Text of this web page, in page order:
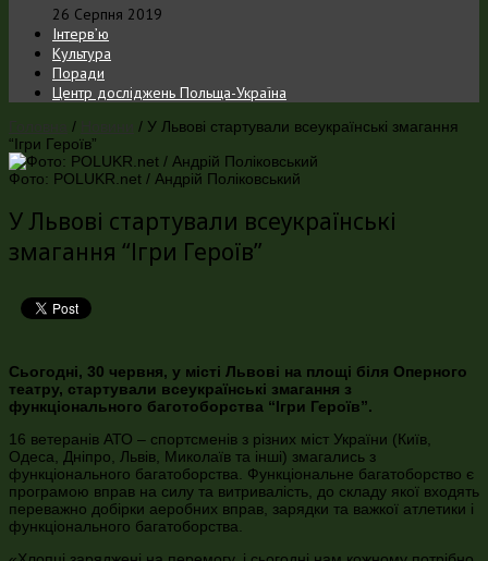
26 Серпня 2019
Інтерв’ю
Культура
Поради
Центр досліджень Польща-Україна
/ / У Львові cтартували всеукраїнські змагання
“Ігри Героїв”
Фото: POLUKR.net / Андрій Поліковський
У Львові cтартували всеукраїнські
змагання “Ігри Героїв”
Cьогодні, 30 червня, у місті Львові на площі біля Оперного
театру, стартували всеукраїнські змагання з
функціонального баготоборства “Ігри Героїв”.
16 ветеранів АТО – спортсменів з різних міст України (Київ,
Одеса, Дніпро, Львів, Миколаїв та інші) змагались з
функціонального багатоборства. Функціональне багатоборство є
програмою вправ на силу та витривалість, до складу якої входять
переважно добірки аеробних вправ, зарядки та важкої атлетики і
функціонального багатоборства.